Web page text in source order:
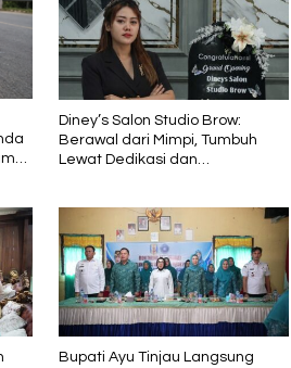
Diney’s Salon Studio Brow:
Berawal dari Mimpi, Tumbuh
Lewat Dedikasi dan
Bupati Ayu Tinjau Langsung